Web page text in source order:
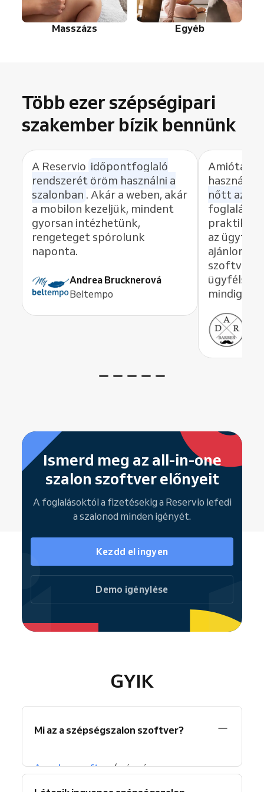
Masszázs Egyéb
Több ezer szépségipari
szakember bízik bennünk
A Reservio időpontfoglaló
rendszerét öröm használni a
szalonban . Akár a weben, akár
a mobilon kezeljük, mindent
gyorsan intézhetünk,
rengeteget spórolunk
naponta.
Andrea Brucknerová
Beltempo
Amióta a
nőtt az
foglalás
praktikus,
az
ajánlom
szoftvert
mindig
Ismerd meg az all-in-one
szalon szoftver előnyeit
A foglalásoktól a fizetésekig a Reservio lefedi
a szalonod minden igényét.
Kezdd el ingyen
Demo igénylése
GYIK
Mi az a szépségszalon szoftver?
A szalon szoftver(más néven